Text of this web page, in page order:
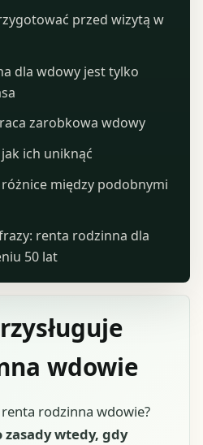
wdowie
renta rodzinna wdowie?
wtedy, gdy
przed wizytą w
dla wdowy jest tylko
zarobkowa wdowy
jak ich uniknąć
różnice między podobnymi
renta rodzinna dla
50 lat